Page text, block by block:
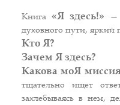
Книга «Я здесь!» —
духовного пути, яркий
Кто Я?
Зачем Я здесь?
Какова моЯ
тщательно ищет
захлебываясь в нем,